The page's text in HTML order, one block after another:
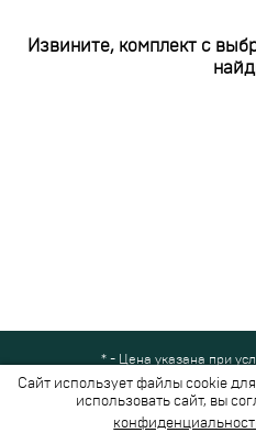
Извините, комплект с
* - Цена указана при
Все права защищены © 2024-2026,
Вся представленная на сайте
Сайт использует файлы cookie
использовать сайт, вы